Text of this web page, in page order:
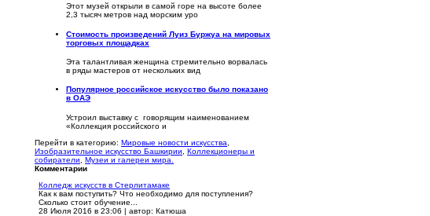
Этот музей открыли в самой горе на высоте более
2,3 тысяч метров над морским уро
Стоимость произведений Луиз Буржуа на мировых
торговых площадках
Эта талантливая женщина стремительно ворвалась
в ряды мастеров от нескольких вид
Популярное российское искусство было показано
в ОАЭ
Устроил выставку с говорящим наименованием
«Коллекция российского и
Перейти в категорию: Мировые новости искусства
Изобразительное искусство Башкирии
Коллекционеры и
собиратели
Музеи и галереи мира.
Комментарии
Колледж искусств в Стерлитамаке
Как к вам поступить? Что необходимо для поступления?
Сколько стоит обучение...
28 Июля 2016 в 23:06 | автор: Катюша